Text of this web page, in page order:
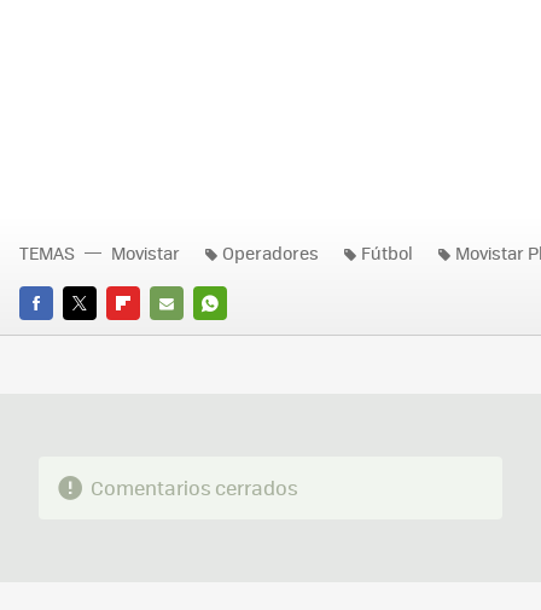
FACEBOOK
TWITTERFLIPBOARD
E-
WHATSAPP
TEMAS Movistar Operadores Fútbol Movistar
Comentarios cerrados